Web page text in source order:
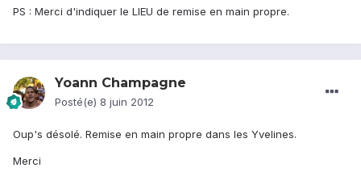
PS : Merci d'indiquer le LIEU de remise en main propre.
Yoann Champagne
Posté(e) 8 juin 2012
Oup's désolé. Remise en main propre dans les Yvelines.
Merci